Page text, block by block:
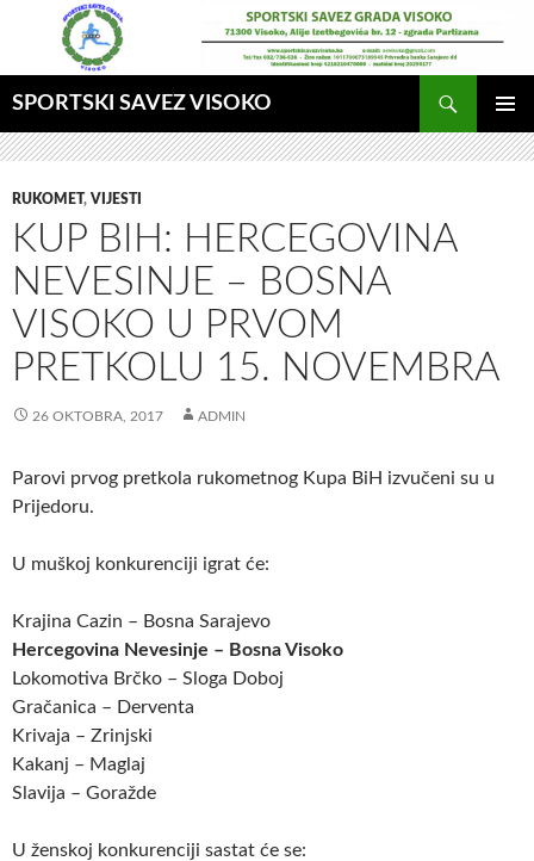
SPORTSKI SAVEZ VISOKO
GLAVNI
MENI
RUKOMET, VIJESTI
KUP BIH: HERCEGOVINA
NEVESINJE – BOSNA
VISOKO U PRVOM
PRETKOLU 15. NOVEMBRA
26 OKTOBRA, 2017 ADMIN
Parovi prvog pretkola rukometnog Kupa BiH izvučeni su u
Prijedoru.
U muškoj konkurenciji igrat će:
Krajina Cazin – Bosna Sarajevo
Hercegovina Nevesinje – Bosna Visoko
Lokomotiva Brčko – Sloga Doboj
Gračanica – Derventa
Krivaja – Zrinjski
Kakanj – Maglaj
Slavija – Goražde
U ženskoj konkurenciji sastat će se: